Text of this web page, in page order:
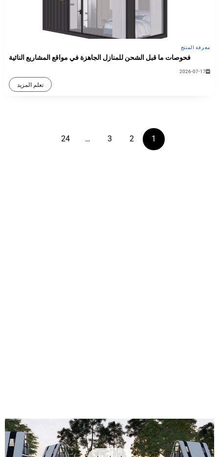
معرفة المنتج
فحوصات ما قبل الشحن للمنازل الجاهزة في مواقع المشاريع النائية
2026-07-17
تعلم المزيد
1
2
3
…
24